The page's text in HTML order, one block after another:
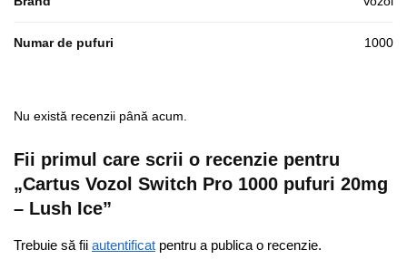
Numar de pufuri 1000
Nu există recenzii până acum.
Fii primul care scrii o recenzie pentru
„Cartus Vozol Switch Pro 1000 pufuri 20mg
– Lush Ice”
Trebuie să fii autentificat pentru a publica o recenzie.